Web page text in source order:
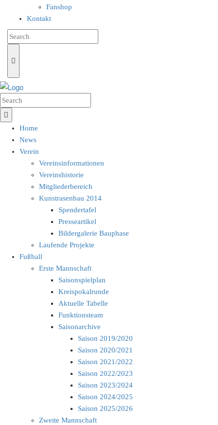
Fanshop
Kontakt
Home
News
Verein
Vereinsinformationen
Vereinshistorie
Mitgliederbereich
Kunstrasenbau 2014
Spendertafel
Presseartikel
Bildergalerie Bauphase
Laufende Projekte
Fußball
Erste Mannschaft
Saisonspielplan
Kreispokalrunde
Aktuelle Tabelle
Funktionsteam
Saisonarchive
Saison 2019/2020
Saison 2020/2021
Saison 2021/2022
Saison 2022/2023
Saison 2023/2024
Saison 2024/2025
Saison 2025/2026
Zweite Mannschaft